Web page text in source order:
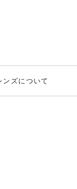
ト）
遠方視用の眼鏡
ンズについて